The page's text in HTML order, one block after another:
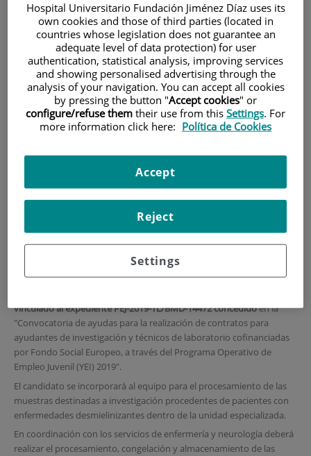
INICIO|FORMACIÓN Y EMPLEO
|OFERTAS DE EMPLEO
|CONVOCATORIA DE UNA PLAZA DE TÉCNICO DE
LABORATORIO PEJ-2019-TL/BMD-14472
CONVOCATORIA de una
plaza de Técnico de
Laboratorio PEJ-2019-
TL/BMD-14472
El Grupo de Enfermedades Desmielinizantes del Instituto de
Investigación Sanitaria Fundación Jiménez Díaz buscaCANDIDATOS
vinculado al expediente PEJ-2019-TL/BMD-14472 concedidoen la
"Convocatoria de ayudas para la realización de contratos para
ayudantes de investigación y técnicos de laboratorio cofinanciadas
por Fondo Social Europeo, a través del Programa Operativo de
Empleo Juvenil (YEI) 2019".
El candidato se incorporará al equipo para el procesamiento de las
muestras destinadas a investigación procedentes de pacientes con
enfermedades desmielinizantes dentro de la unidad especializada.
En coordinación con los servicios de enfermería y neurología deberá
realizar el procesamiento, congelación y almacenamiento de las
Hospital Universitario Fundación Jiménez Díaz uses its
own cookies and those of third parties (located in
countries whose legislation does not guarantee an
adequate level of data protection) for user
authentication, statistical analysis, improving services
and showing personalised advertising through the
analysis of your navigation. You can accept all cookies
by pressing the button "Accept cookies" or
configure/refuse them their use from this Settings. For
more information click here: Política de Cookies
Settings
Reject
Accept